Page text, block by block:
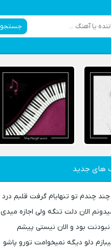
جستجو
های جدید
چندم تو تنهایام گرفت قلبم درد
الان دلت تنگه ولی اجازه میدی
نبودنت بود و الان نیستی پیشم
دلو دیگه نمیخوامت تورو پاشو